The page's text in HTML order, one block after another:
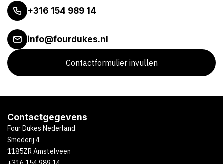
+316 154 989 14
info@fourdukes.nl
Contactformulier invullen
Contactgegevens
Four Dukes Nederland
Smederij 4
1185ZR Amstelveen